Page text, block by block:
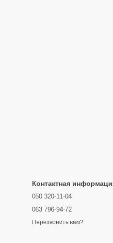
Контактная
050 320-11-04
063 796-94-72
Перезвонить вам?